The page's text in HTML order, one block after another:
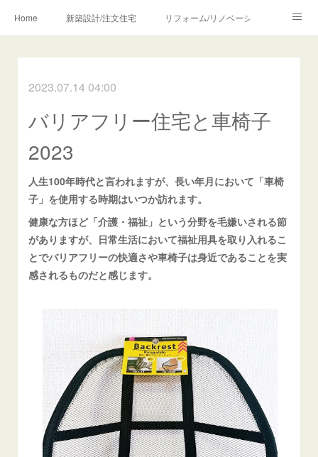
Home 新築設計/注文住宅 リフォーム/リノベーション
Profile/作品について お問合せ/アクセス
メディア・講師・執筆・SNS関連
2023.07.14 04:00
バリアフリー住宅と車椅子
2023
人生100年時代と言われますが、長い年月において「車椅
子」を使用する時期はいつか訪れます。
健康な方ほど「介護・福祉」という分野を毛嫌いされる節
がありますが、日常生活において福祉用具を取り入れるこ
とでバリアフリーの快適さや車椅子は身近であることを実
感されるものだと感じます。